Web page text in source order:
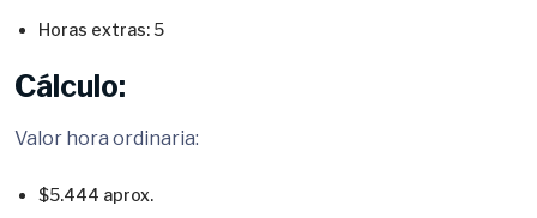
Horas extras: 5
Cálculo:
Valor hora ordinaria:
$5.444 aprox.